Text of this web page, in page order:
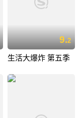
9.2
生活大爆炸 第五季